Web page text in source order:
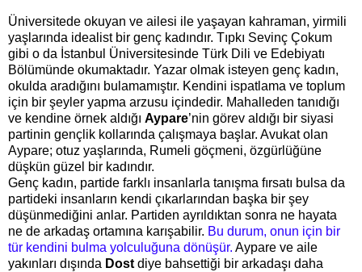
Üniversitede okuyan ve ailesi ile yaşayan kahraman, yirmili
yaşlarında idealist bir genç kadındır. Tıpkı Sevinç Çokum
gibi o da İstanbul Üniversitesinde Türk Dili ve Edebiyatı
Bölümünde okumaktadır. Yazar olmak isteyen genç kadın,
okulda aradığını bulamamıştır. Kendini ispatlama ve toplum
için bir şeyler yapma arzusu içindedir. Mahalleden tanıdığı
ve kendine örnek aldığı Aypare’nin görev aldığı bir siyasi
partinin gençlik kollarında çalışmaya başlar. Avukat olan
Aypare; otuz yaşlarında, Rumeli göçmeni, özgürlüğüne
düşkün güzel bir kadındır.
Genç kadın, partide farklı insanlarla tanışma fırsatı bulsa da
partideki insanların kendi çıkarlarından başka bir şey
düşünmediğini anlar. Partiden ayrıldıktan sonra ne hayata
ne de arkadaş ortamına karışabilir. Bu durum, onun için bir
tür kendini bulma yolculuğuna dönüşür. Aypare ve aile
yakınları dışında Dost diye bahsettiği bir arkadaşı daha